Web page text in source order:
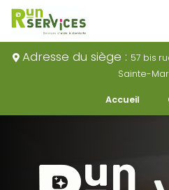
Aller
au
principal
Adresse du siège : 57 bis
Sainte-
Accueil